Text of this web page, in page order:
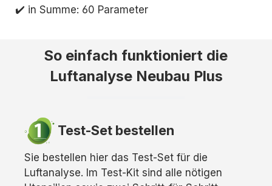
✔️ in Summe: 60 Parameter
So einfach funktioniert die
Luftanalyse Neubau Plus
Test-Set bestellen
Sie bestellen hier das Test-Set für die
Luftanalyse. Im Test-Kit sind alle nötigen